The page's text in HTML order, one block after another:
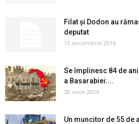
Filat şi Dodon au
deputat
15 decembrie 2016
Se împlinesc 84 de
a Basarabiei:...
28 iunie 2024
Un muncitor de 55 de